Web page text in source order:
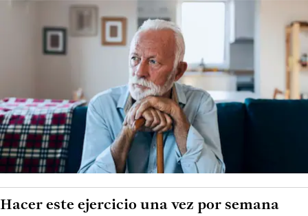
Hacer este ejercicio una vez por semana